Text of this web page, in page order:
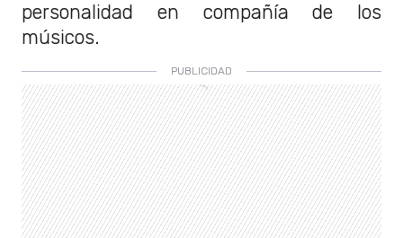
personalidad en compañía de los
músicos.